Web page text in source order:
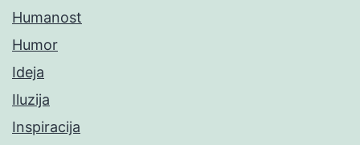
Humanost
Humor
Ideja
Iluzija
Inspiracija